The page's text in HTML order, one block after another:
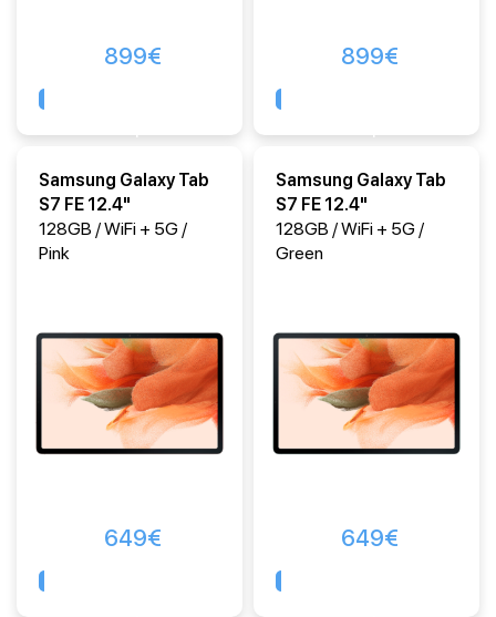
899€ 899€
Samsung Galaxy Tab
S7 FE 12.4"
128GB / WiFi + 5G /
Pink
649€
Samsung Galaxy Tab
S7 FE 12.4"
128GB / WiFi + 5G /
Green
649€